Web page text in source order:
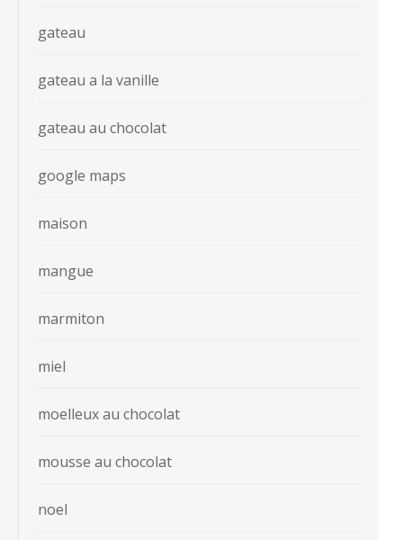
gateau
gateau a la vanille
gateau au chocolat
google maps
maison
mangue
marmiton
miel
moelleux au chocolat
mousse au chocolat
noel